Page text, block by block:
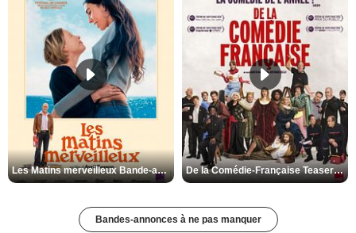
Les Matins merveilleux Bande-annonce VF De la Comédie-Française Teaser VF
Bandes-annonces à ne pas manquer